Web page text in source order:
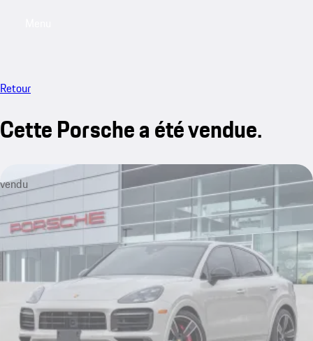
Retour
Cette Porsche a été vendue.
vendu